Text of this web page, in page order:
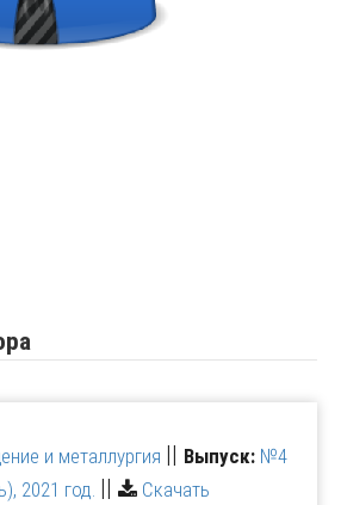
и металлургия || Выпуск: №4
2021 год. || Скачать